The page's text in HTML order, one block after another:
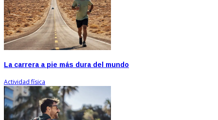
La carrera a pie más dura del mundo
Actividad física